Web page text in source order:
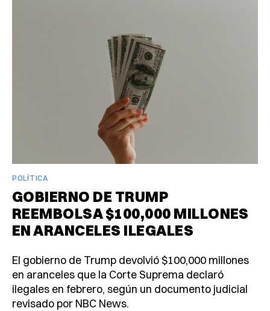
POLÍTICA
GOBIERNO DE TRUMP
REEMBOLSA $100,000 MILLONES
EN ARANCELES ILEGALES
El gobierno de Trump devolvió $100,000 millones
en aranceles que la Corte Suprema declaró
ilegales en febrero, según un documento judicial
revisado por NBC News.